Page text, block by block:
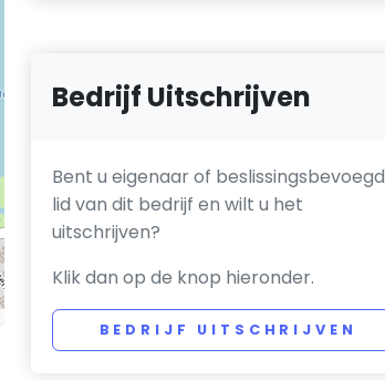
Bedrijf Uitschrijven
Bent u eigenaar of beslissingsbevoegd
lid van dit bedrijf en wilt u het
uitschrijven?
Klik dan op de knop hieronder.
BEDRIJF UITSCHRIJVEN